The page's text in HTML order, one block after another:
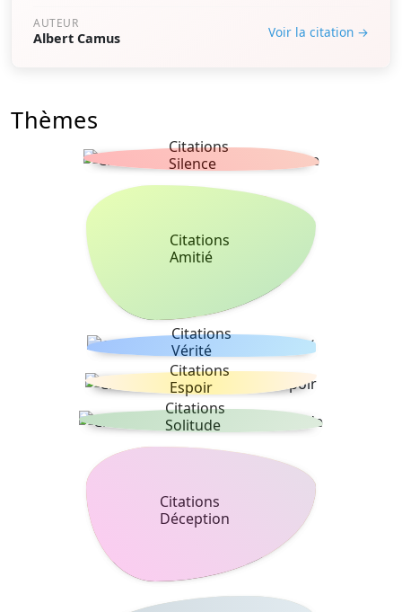
AUTEUR
Albert Camus Voir la citation →
Thèmes
Citations
Silence
Citations
Amitié
Citations
Vérité
Citations
Espoir
Citations
Solitude
Citations
Déception